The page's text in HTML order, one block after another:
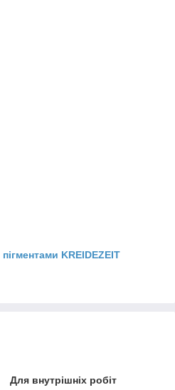
пігментами KREIDEZEIT
Для внутрішніх робіт